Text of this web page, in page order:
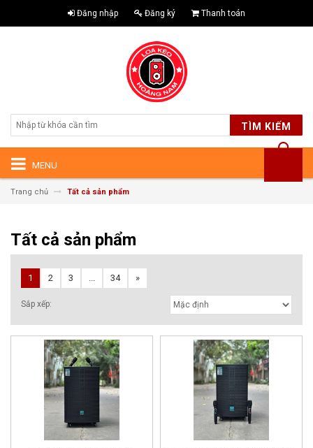
Đăng nhập Đăng ký Thanh toán
TÌM KIẾM
MENU
Trang chủ Tất cả sản phẩm
Tất cả sản phẩm
Sắp xếp:
1 2 3 ... 34 »